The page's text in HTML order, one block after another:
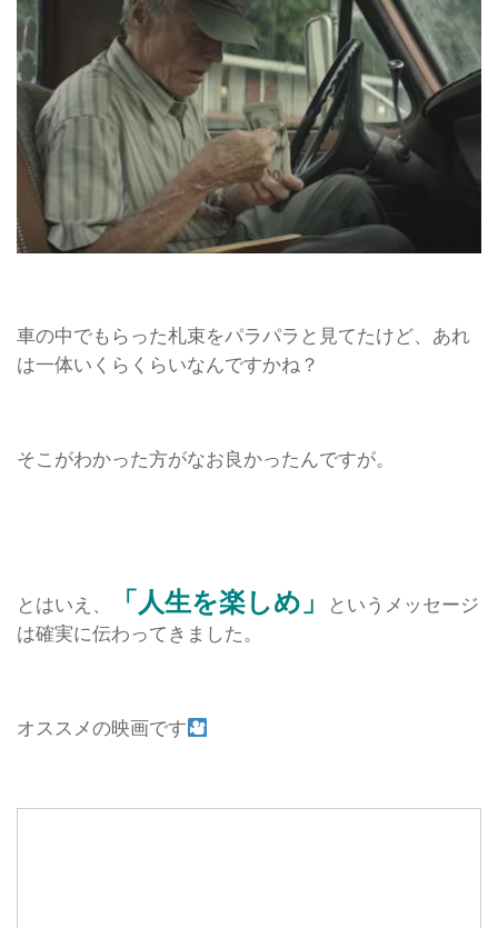
車の中でもらった札束をパラパラと見てたけど、あれ
は一体いくらくらいなんですかね？
そこがわかった方がなお良かったんですが。
とはいえ、 「人生を楽しめ」
というメッセージ
は確実に伝わってきました。
オススメの映画です